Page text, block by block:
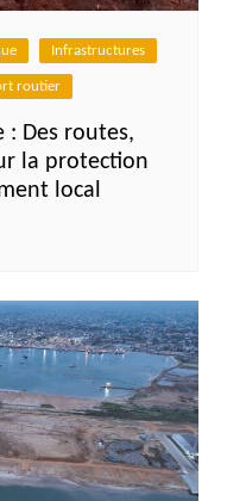
Infrastructures
routier
: Des routes,
la protection
local